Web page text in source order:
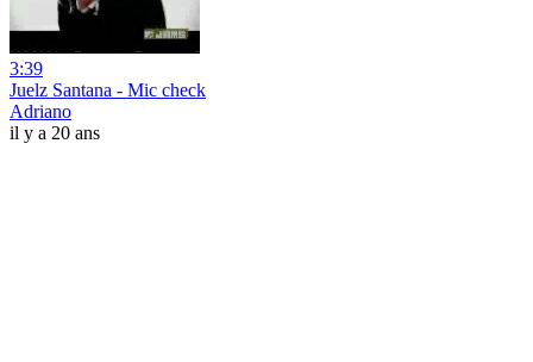
3:39
Juelz Santana - Mic check
Adriano
il y a 20 ans